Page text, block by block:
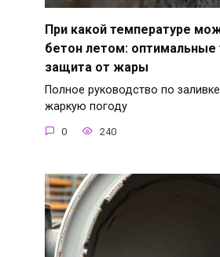
При какой температуре
бетон летом: оптимальные
защита от жары
Полное руководство по
жаркую погоду
0 240